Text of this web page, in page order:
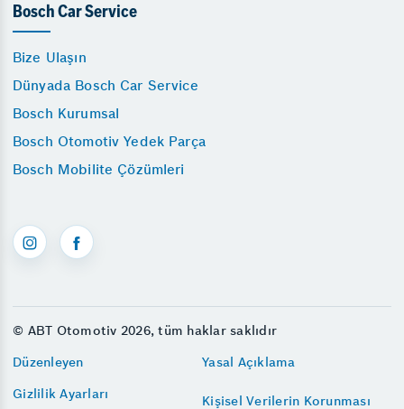
Bosch Car Service
Bize Ulaşın
Dünyada Bosch Car Service
Bosch Kurumsal
Bosch Otomotiv Yedek Parça
Bosch Mobilite Çözümleri
© ABT Otomotiv 2026, tüm haklar saklıdır
Düzenleyen
Yasal Açıklama
Gizlilik Ayarları
Kişisel Verilerin Korunması